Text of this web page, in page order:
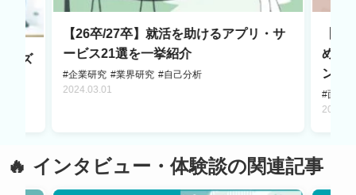
ーズ
【26卒/27卒】就活を助けるアプリ・サ
ービス21選を一挙紹介
#企業研究 #業界研究 #自己分析
2024.03.01
め6
ント
#面接
インタビュー・体験談の関連記事